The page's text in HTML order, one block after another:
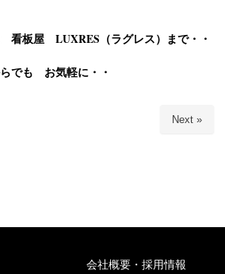
看板屋 LUXRES（ラグレス）まで・・
でも お気軽に・ ・
Next »
会社概要・採用情報